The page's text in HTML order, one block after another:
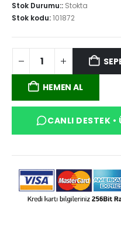
Stok Durumu:: Stokta
Stok kodu:101872
HEMEN AL
CANLI DESTEK •